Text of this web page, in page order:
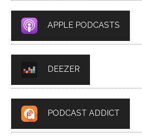
APPLE PODCASTS
DEEZER
PODCAST ADDICT